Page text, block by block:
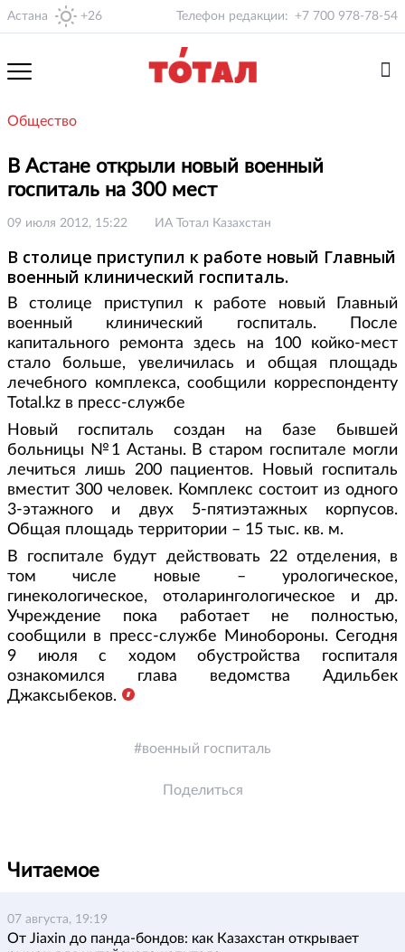
Астана +26 Телефон редакции: +7 700 978-78-54
Общество
В Астане открыли новый военный
госпиталь на 300 мест
09 июля 2012, 15:22 ИА Тотал Казахстан
В столице приступил к работе новый Главный
военный клинический госпиталь.
В столице приступил к работе новый Главный
военный клинический госпиталь. После
капитального ремонта здесь на 100 койко-мест
стало больше, увеличилась и общая площадь
лечебного комплекса, сообщили корреспонденту
Total.kz в пресс-службе
Новый госпиталь создан на базе бывшей
больницы №1 Астаны. В старом госпитале могли
лечиться лишь 200 пациентов. Новый госпиталь
вместит 300 человек. Комплекс состоит из одного
3-этажного и двух 5-пятиэтажных корпусов.
Общая площадь территории – 15 тыс. кв. м.
В госпитале будут действовать 22 отделения, в
том числе новые – урологическое,
гинекологическое, отоларингологическое и др.
Учреждение пока работает не полностью,
сообщили в пресс-службе Минобороны. Сегодня
9 июля с ходом обустройства госпиталя
ознакомился глава ведомства Адильбек
Джаксыбеков.
военный госпиталь
Поделиться
Читаемое
07 августа, 19:19
От Jiaxin до панда-бондов: как Казахстан открывает